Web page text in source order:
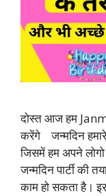
दोस्त आज हम
करेंगे जन्मदिन
जिसमें हम अपने
जन्मदिन पार्टी की
काम हो सकता है।